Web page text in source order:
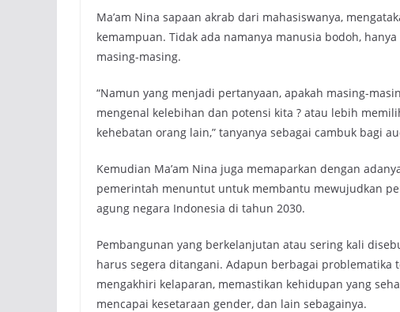
Ma’am Nina sapaan akrab dari mahasiswanya,
kemampuan. Tidak ada namanya manusia bodoh,
masing-masing.
“Namun yang menjadi pertanyaan, apakah masing-
mengenal kelebihan dan potensi kita ? atau lebih
kehebatan orang lain,” tanyanya sebagai cambuk bagi
Kemudian Ma’am Nina juga memaparkan dengan
pemerintah menuntut untuk membantu mewujudkan
agung negara Indonesia di tahun 2030.
Pembangunan yang berkelanjutan atau sering kali
harus segera ditangani. Adapun berbagai
mengakhiri kelaparan, memastikan kehidupan yang
mencapai kesetaraan gender, dan lain sebagainya.